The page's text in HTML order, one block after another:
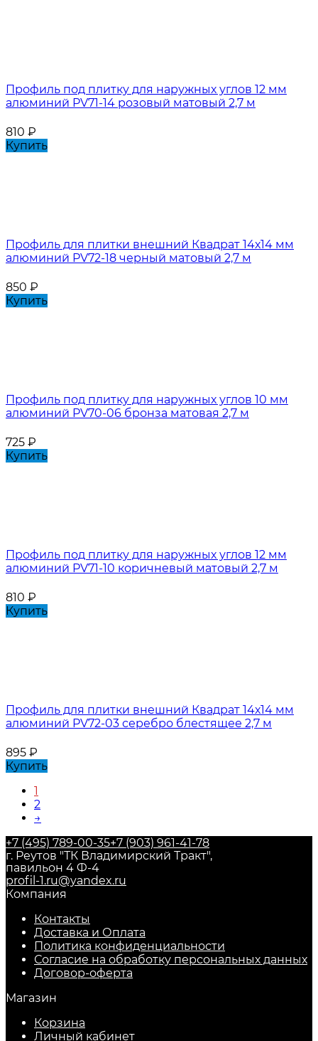
Профиль под плитку для наружных углов 12 мм
алюминий PV71-14 розовый матовый 2,7 м
810 ₽
Купить
Профиль для плитки внешний Квадрат 14х14 мм
алюминий PV72-18 черный матовый 2,7 м
850 ₽
Купить
Профиль под плитку для наружных углов 10 мм
алюминий PV70-06 бронза матовая 2,7 м
725 ₽
Купить
Профиль под плитку для наружных углов 12 мм
алюминий PV71-10 коричневый матовый 2,7 м
810 ₽
Купить
Профиль для плитки внешний Квадрат 14х14 мм
алюминий PV72-03 серебро блестящее 2,7 м
895 ₽
Купить
1
2
→
+7 (495) 789-00-35+7 (903) 961-41-78
г. Реутов "ТК Владимирский Тракт",
павильон 4 Ф-4
profil-1.ru@yandex.ru
Компания
Контакты
Доставка и Оплата
Политика конфиденциальности
Согласие на обработку персональных данных
Договор-оферта
Магазин
Корзина
Личный кабинет